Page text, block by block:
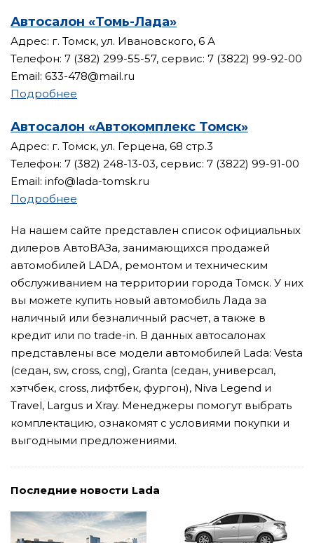
Автосалон «Томь-Лада»
Адрес: г. Томск, ул. Ивановского, 6 А
Телефон: 7 (382) 299-55-57, сервис: 7 (3822) 99-92-00
Email: 633-478@mail.ru
Подробнее
Автосалон «Автокомплекс Томск»
Адрес: г. Томск, ул. Герцена, 68 стр.3
Телефон: 7 (382) 248-13-03, сервис: 7 (3822) 99-91-00
Email: info@lada-tomsk.ru
Подробнее
На нашем сайте представлен список официальных
дилеров АвтоВАЗа, занимающихся продажей
автомобилей LADA, ремонтом и техническим
обслуживанием на территории города Томск. У них
вы можете купить новый автомобиль Лада за
наличный или безналичный расчет, а также в
кредит или по trade-in. В данных автосалонах
представлены все модели автомобилей Lada: Vesta
(седан, sw, cross, cng), Granta (седан, универсал,
хэтчбек, cross, лифтбек, фургон), Niva Legend и
Travel, Largus и Xray. Менеджеры помогут выбрать
комплектацию, ознакомят с условиями покупки и
выгодными предложениями.
Последние новости Lada